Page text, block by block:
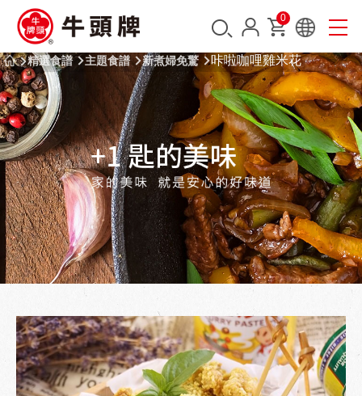
0
精選食譜 主題食譜 新煮婦免驚 咔啦咖哩雞米花